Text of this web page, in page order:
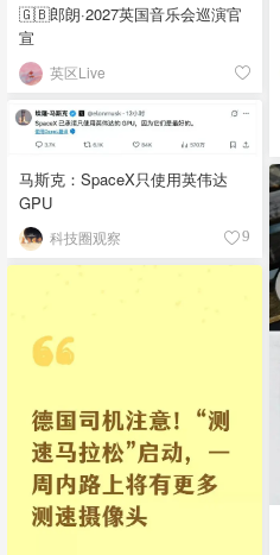
🇬🇧郎朗·2027英国音乐会巡演官
宣
英区Live
马斯克：SpaceX只使用英伟达
GPU
科技圈观察 9